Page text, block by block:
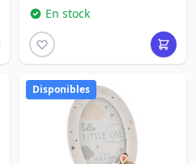
En stock
Disponibles